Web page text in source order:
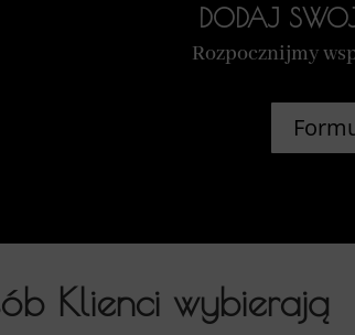
DODAJ
Rozpocznijmy
Klienci wybierają